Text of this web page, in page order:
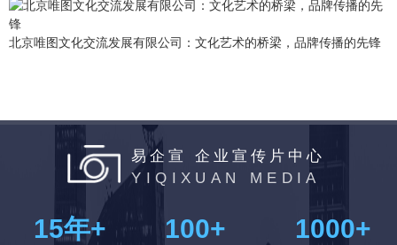
北京唯图文化交流发展有限公司：文化艺术的桥梁，品牌传播的先锋
易企宣 企业宣传片中心
YIQIXUAN MEDIA
15年+ 100+ 1000+